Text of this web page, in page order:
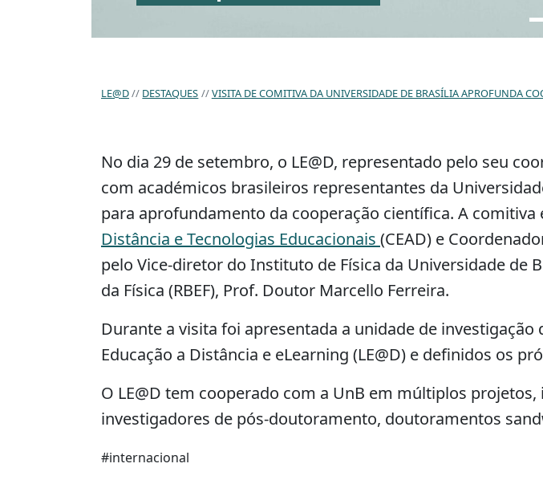
LE@D DESTAQUES VISITA DE COMITIVA DA UNIVERSIDADE DE BRASÍLIA APROFUNDA
No dia 29 de setembro, o LE@D, representado pelo seu
com académicos brasileiros representantes da
para aprofundamento da cooperação científica. A
Distância e Tecnologias Educacionais (CEAD) e
pelo Vice-diretor do Instituto de Física da Universidade de
da Física (RBEF), Prof. Doutor Marcello Ferreira.
Durante a visita foi apresentada a unidade de
Educação a Distância e eLearning (LE@D) e definidos os
O LE@D tem cooperado com a UnB em múltiplos
investigadores de pós-doutoramento, doutoramentos
#internacional